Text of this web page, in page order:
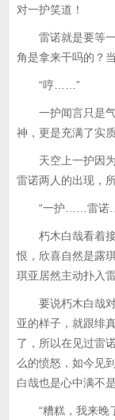
对一护笑道！
雷诺就是要等一
角是拿来干吗的？
“哼……”
一护闻言只是气
神，更是充满了实
天空上一护因为
雷诺两人的出现，
“一护……雷诺
朽木白哉看着接
恨，欣喜自然是露
琪亚居然主动扑入
要说朽木白哉对
亚的样子，就跟绯
了，所以在见过雷
么的愤怒，如今见
白哉也是心中满不是
“糟糕，我来晚了